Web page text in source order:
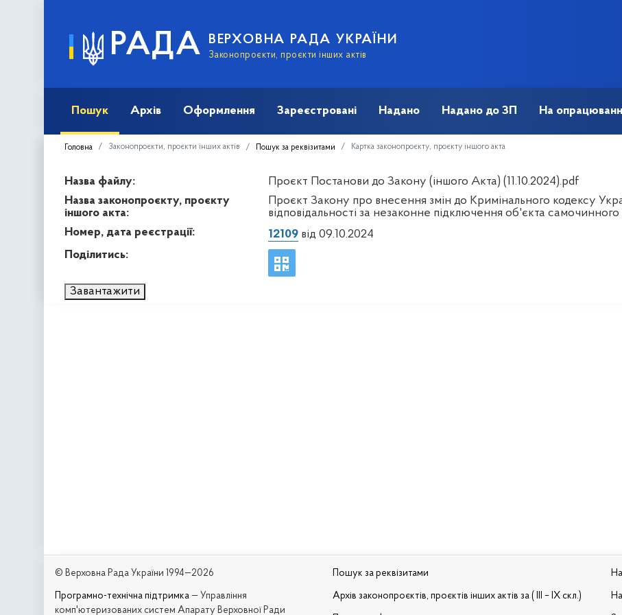
РАДА ВЕРХОВНА РАДА УКРАЇНИ
Законопроєкти, проєкти інших актів
Пошук Архів Оформлення Зареєстровані Надано Надано до ЗП На
Головна Законопроєкти, проєкти інших актів Пошук за реквізитами Картка законопроєкту, проєкту іншого акта
Назва файлу:
Проєкт Постанови до Закону (іншого Акта) (11.10.2024).pdf
Назва законопроєкту, проєкту
іншого акта:
Проєкт Закону про внесення змін до Кримінального кодексу
відповідальності за незаконне підключення об'єкта
Номер, дата реєстрації:
12109від 09.10.2024
Поділитись:
Завантажити
© Верховна Рада України 1994—2026
Програмно-технічна підтримка — Управління
комп'ютеризованих систем Апарату Верховної Ради
Пошук за реквізитами
Архів законопроєктів, проєктів інших актів за ( III – IX скл.)